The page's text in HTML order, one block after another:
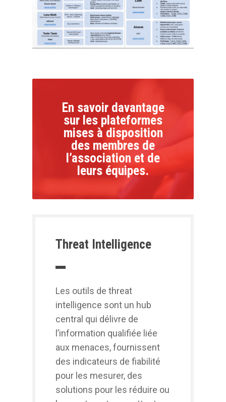
En savoir davantage
sur les plateformes
mises à disposition
des membres de
l’association et de
leurs équipes.
Threat Intelligence
Les outils de threat
intelligence sont un hub
central qui délivre de
l’information qualifiée liée
aux menaces, fournissent
des indicateurs de fiabilité
pour les mesurer, des
solutions pour les réduire ou